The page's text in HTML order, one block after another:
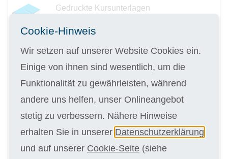
Gedruckte Kursunterlagen
Digitale Kursunterlagen
9 x 142,00 €
ANMELDEN
Cookie-Hinweis
Wir setzen auf unserer Website Cookies ein.
Einige von ihnen sind wesentlich, um die
Funktionalität zu gewährleisten, während
andere uns helfen, unser Onlineangebot
stetig zu verbessern. Nähere Hinweise
erhalten Sie in unserer Datenschutzerklärung
und auf unserer Cookie-Seite (siehe